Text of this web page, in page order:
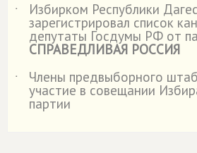
˙
Избирком Республики
зарегистрировал список
депутаты Госдумы РФ от
СПРАВЕДЛИВАЯ РОССИЯ
˙
Члены предвыборного
участие в совещании
партии